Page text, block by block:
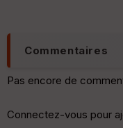
Commentaires
Pas encore de
Connectez-vous pour